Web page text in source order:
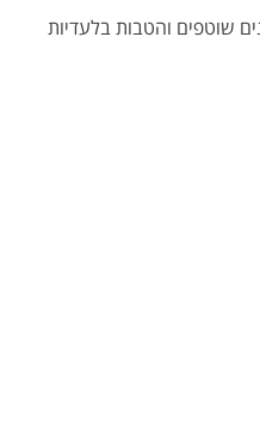
שוטפים והטבות בלעדיות